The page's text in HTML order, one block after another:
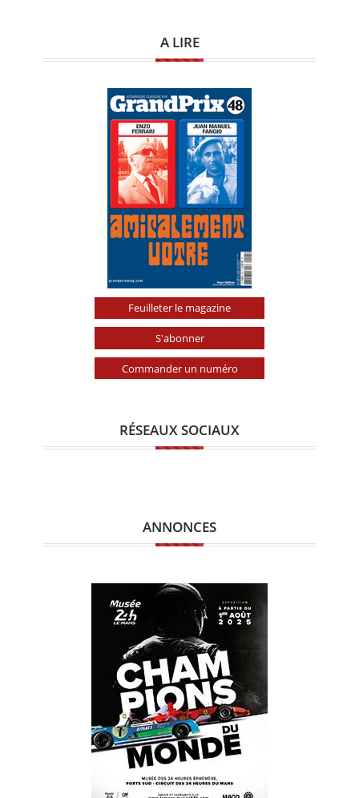
A LIRE
Feuilleter le magazine
S'abonner
Commander un numéro
RÉSEAUX SOCIAUX
ANNONCES